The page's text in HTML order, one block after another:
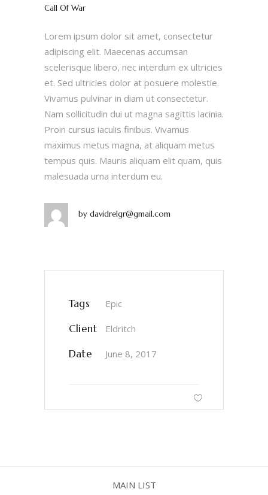
Call Of War
Lorem ipsum dolor sit amet, consectetur
adipiscing elit. Maecenas accumsan
scelerisque libero, nec interdum ex ultricies
et. Sed ultricies dolor at posuere molestie.
Vivamus pulvinar in diam ut consectetur.
Nam sollicitudin dui ut magna sagittis lacinia.
Proin cursus iaculis finibus. Vivamus
maximus metus magna, at aliquam metus
tempus quis. Mauris aliquam elit quam, quis
malesuada urna interdum eu.
by davidrelgr@gmail.com
Tags Epic
Client Eldritch
Date June 8, 2017
MAIN LIST